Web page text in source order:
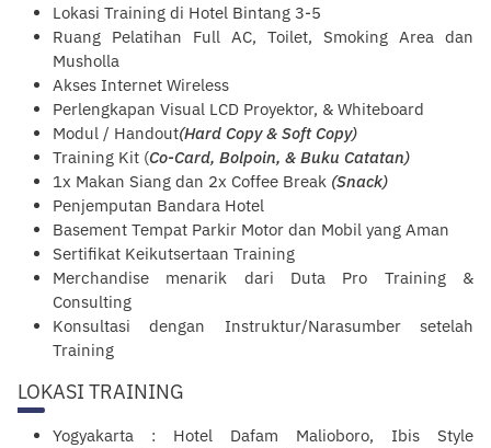
Lokasi Training di Hotel Bintang 3-5
Ruang Pelatihan Full AC, Toilet, Smoking Area dan
Musholla
Akses Internet Wireless
Perlengkapan Visual LCD Proyektor, & Whiteboard
Modul / Handout(Hard Copy & Soft Copy)
Training Kit (Co-Card, Bolpoin, & Buku Catatan)
1x Makan Siang dan 2x Coffee Break (Snack)
Penjemputan Bandara Hotel
Basement Tempat Parkir Motor dan Mobil yang Aman
Sertifikat Keikutsertaan Training
Merchandise menarik dari Duta Pro Training &
Consulting
Konsultasi dengan Instruktur/Narasumber setelah
Training
LOKASI TRAINING
Yogyakarta : Hotel Dafam Malioboro, Ibis Style